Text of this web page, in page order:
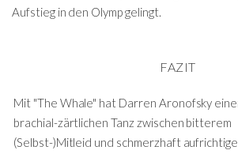
Aufstieg in den Olymp gelingt.
FAZIT
Mit "The Whale" hat Darren Aronofsky
brachial-zärtlichen Tanz zwischen bitterem
(Selbst-)Mitleid und schmerzhaft